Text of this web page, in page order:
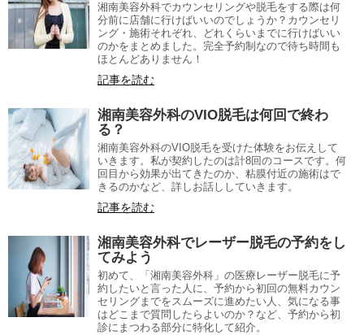
湘南美容外科でカウンセリングや脱毛をする際は何
分前に店舗に行けばいいのでしょうか？カウンセリ
ング・施術それぞれ、どれくらいまでに行けばいい
のかをまとめました。完全予約制なので待ち時間も
ほとんどありません！
記事を読む
湘南美容外科のVIO脱毛は何回で終わ
る？
湘南美容外科のVIO脱毛を受けた体験をお伝えして
いきます。私が契約したのは計8回のコースです。何
回目から効果が出てきたのか、粘膜付近の施術はで
きるのかなど、詳しお話ししていきます。
記事を読む
湘南美容外科でレーザー脱毛の予約をし
てみよう
初めて、「湘南美容外科」の医療レーザー脱毛に予
約したいと言った人に、予約から初回の無料カウン
セリングまでをスムーズに進めたい人、気になる事
はどこまで質問したらよいのか？など、予約から初
診にまつわる部分に特化して紹介。